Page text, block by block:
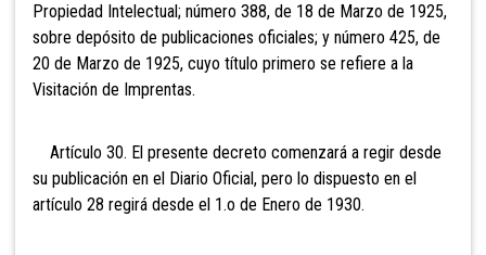
Propiedad Intelectual; número 388, de 18 de Marzo de 1925,
sobre depósito de publicaciones oficiales; y número 425, de
20 de Marzo de 1925, cuyo título primero se refiere a la
Visitación de Imprentas.
Artículo 30. El presente decreto comenzará a regir desde
su publicación en el Diario Oficial, pero lo dispuesto en el
artículo 28 regirá desde el 1.o de Enero de 1930.